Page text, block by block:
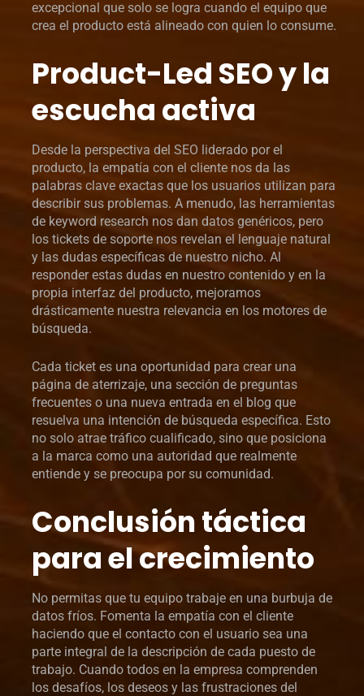
excepcional que solo se logra cuando el equipo que
crea el producto está alineado con quien lo consume.
Product-Led SEO y la
escucha activa
Desde la perspectiva del SEO liderado por el
producto, la empatía con el cliente nos da las
palabras clave exactas que los usuarios utilizan para
describir sus problemas. A menudo, las herramientas
de keyword research nos dan datos genéricos, pero
los tickets de soporte nos revelan el lenguaje natural
y las dudas específicas de nuestro nicho. Al
responder estas dudas en nuestro contenido y en la
propia interfaz del producto, mejoramos
drásticamente nuestra relevancia en los motores de
búsqueda.
Cada ticket es una oportunidad para crear una
página de aterrizaje, una sección de preguntas
frecuentes o una nueva entrada en el blog que
resuelva una intención de búsqueda específica. Esto
no solo atrae tráfico cualificado, sino que posiciona
a la marca como una autoridad que realmente
entiende y se preocupa por su comunidad.
Conclusión táctica
para el crecimiento
No permitas que tu equipo trabaje en una burbuja de
datos fríos. Fomenta la empatía con el cliente
haciendo que el contacto con el usuario sea una
parte integral de la descripción de cada puesto de
trabajo. Cuando todos en la empresa comprenden
los desafíos, los deseos y las frustraciones del